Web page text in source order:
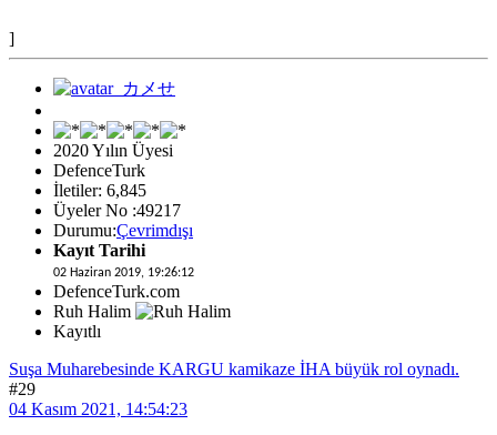
]
2020 Yılın Üyesi
DefenceTurk
İletiler: 6,845
Üyeler No :49217
Durumu:Çevrimdışı
Kayıt Tarihi
02 Haziran 2019, 19:26:12
DefenceTurk.com
Ruh Halim
Kayıtlı
Suşa Muharebesinde KARGU kamikaze İHA büyük rol oynadı.
#29
04 Kasım 2021, 14:54:23